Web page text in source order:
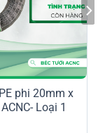
phi 20mm x
Loại 1